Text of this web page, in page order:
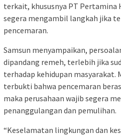
terkait, khususnya PT Pertamina
segera mengambil langkah jika
pencemaran.
Samsun menyampaikan,
dipandang remeh, terlebih jika
terhadap kehidupan masyarakat.
terbukti bahwa pencemaran
maka perusahaan wajib segera
penanggulangan dan pemulihan.
“Keselamatan lingkungan dan